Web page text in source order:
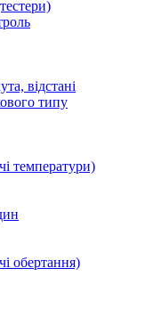
відстані
типу
температури)
обертання)